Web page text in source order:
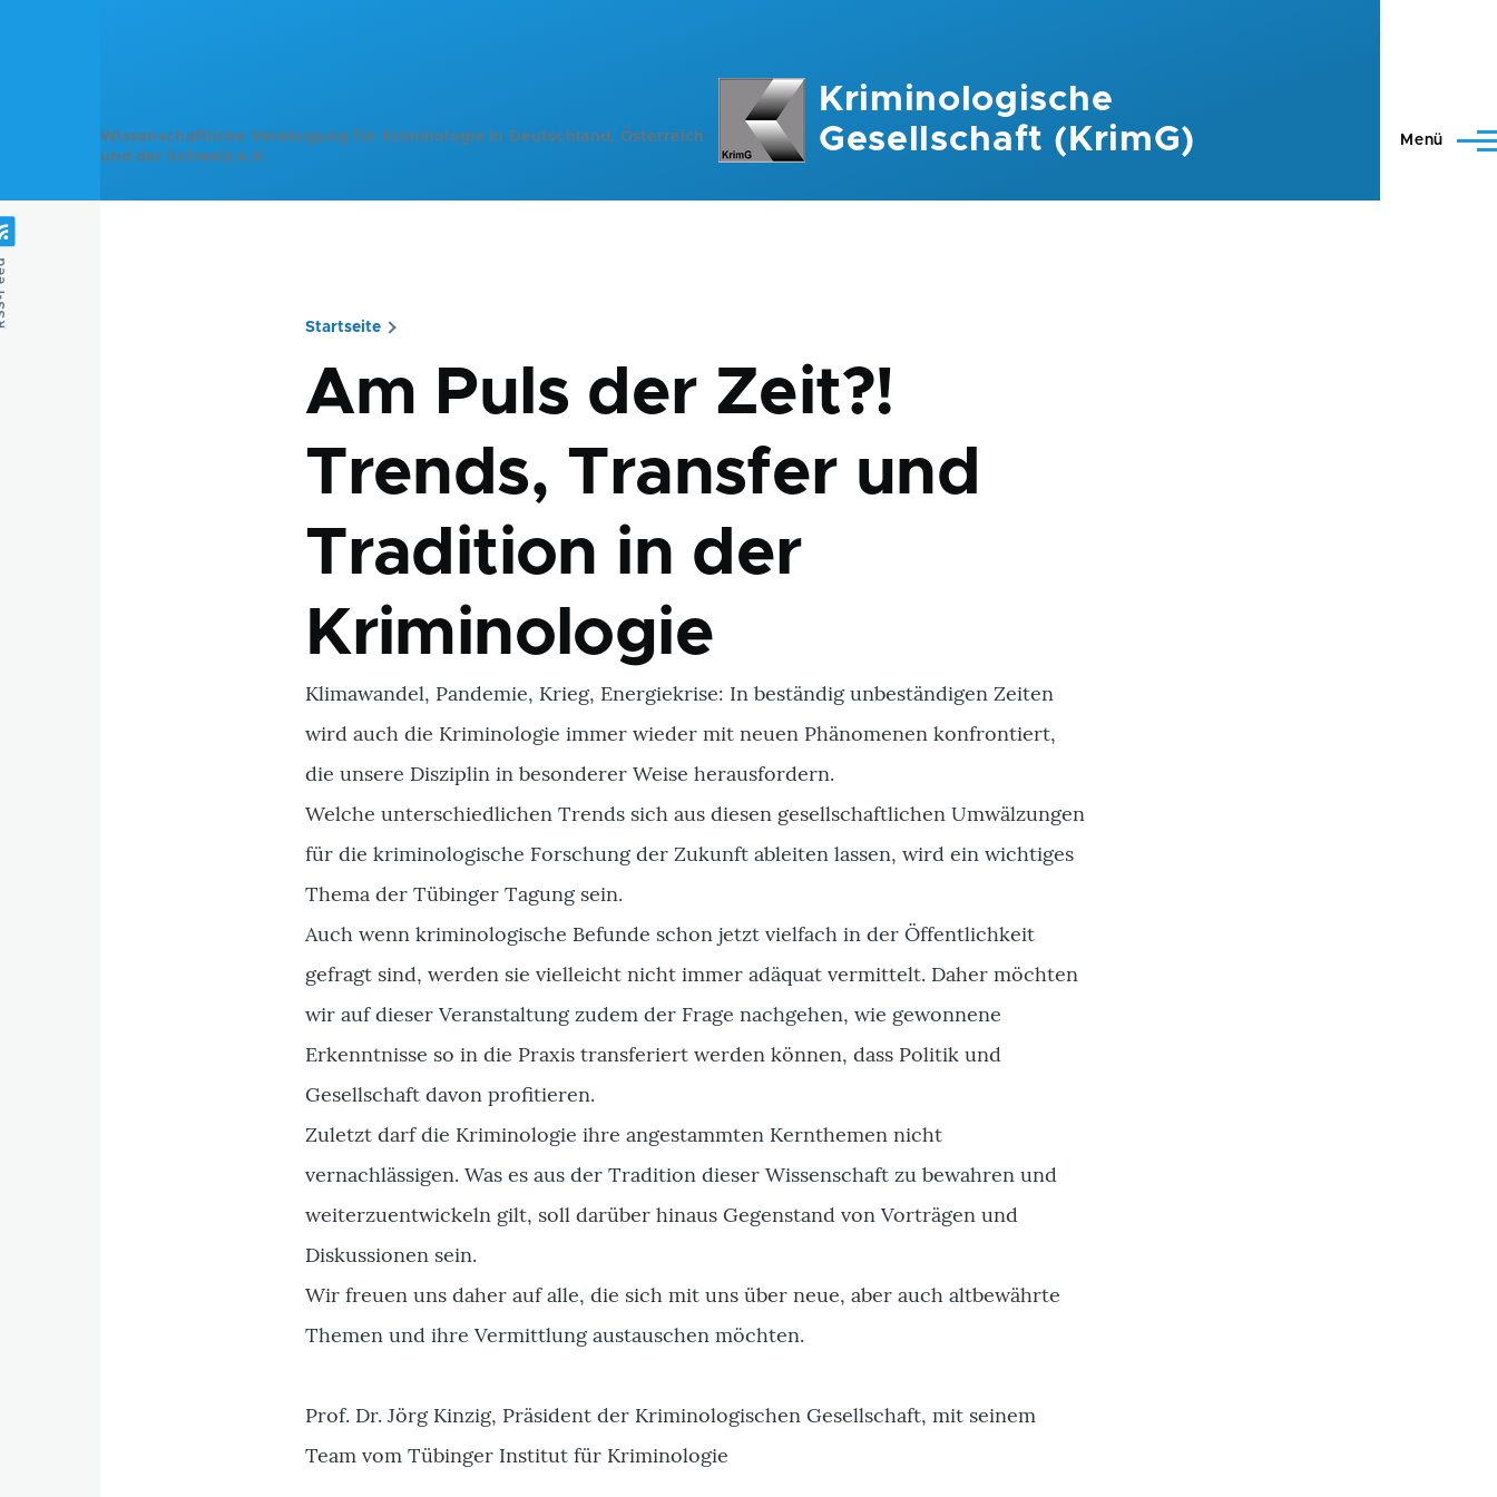
Wissenschaftliche Vereinigung für Kriminologie in Deutschland, Österreich
und der Schweiz e.V.
Kriminologische
Gesellschaft (KrimG)
Menü
Startseite
Am Puls der Zeit?!
Trends, Transfer und
Tradition in der
Kriminologie
Klimawandel, Pandemie, Krieg, Energiekrise: In beständig unbeständigen Zeiten
wird auch die Kriminologie immer wieder mit neuen Phänomenen konfrontiert,
die unsere Disziplin in besonderer Weise herausfordern.
Welche unterschiedlichen Trends sich aus diesen gesellschaftlichen Umwälzungen
für die kriminologische Forschung der Zukunft ableiten lassen, wird ein wichtiges
Thema der Tübinger Tagung sein.
Auch wenn kriminologische Befunde schon jetzt vielfach in der Öffentlichkeit
gefragt sind, werden sie vielleicht nicht immer adäquat vermittelt. Daher möchten
wir auf dieser Veranstaltung zudem der Frage nachgehen, wie gewonnene
Erkenntnisse so in die Praxis transferiert werden können, dass Politik und
Gesellschaft davon profitieren.
Zuletzt darf die Kriminologie ihre angestammten Kernthemen nicht
vernachlässigen. Was es aus der Tradition dieser Wissenschaft zu bewahren und
weiterzuentwickeln gilt, soll darüber hinaus Gegenstand von Vorträgen und
Diskussionen sein.
Wir freuen uns daher auf alle, die sich mit uns über neue, aber auch altbewährte
Themen und ihre Vermittlung austauschen möchten.
Prof. Dr. Jörg Kinzig, Präsident der Kriminologischen Gesellschaft, mit seinem
Team vom Tübinger Institut für Kriminologie